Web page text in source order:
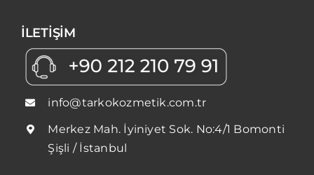
İLETİŞİM
info@tarkokozmetik.com.tr
Merkez Mah. İyiniyet Sok. No:4/1 Bomonti
Şişli / İstanbul